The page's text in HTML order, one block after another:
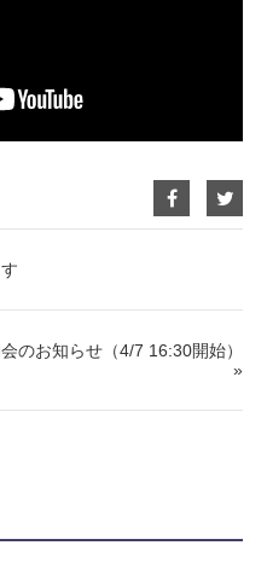
Facebook
シ
る
シ
る
のお知らせ（4/7 16:30開始）
»